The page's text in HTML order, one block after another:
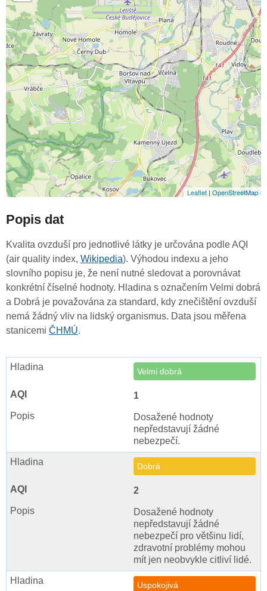
Leaflet | OpenStreetMap
Popis dat
Kvalita ovzduší pro jednotlivé látky je určována podle AQI
(air quality index, Wikipedia). Výhodou indexu a jeho
slovního popisu je, že není nutné sledovat a porovnávat
konkrétní číselné hodnoty. Hladina s označením Velmi dobrá
a Dobrá je považována za standard, kdy znečištění ovzduší
nemá žádný vliv na lidský organismus. Data jsou měřena
stanicemi ČHMÚ.
Velmi dobrá
1
Dosažené hodnoty
nepředstavují žádné
nebezpečí.
Dobrá
2
Dosažené hodnoty
nepředstavují žádné
nebezpečí pro většinu lidí,
zdravotní problémy mohou
mít jen neobvykle citliví lidé.
Uspokojivá